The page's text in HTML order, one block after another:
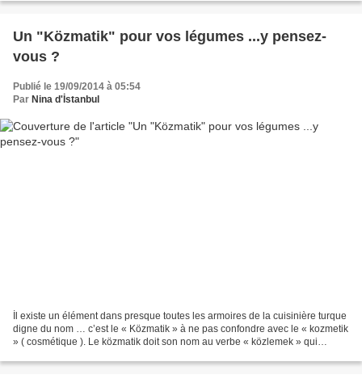
Un "Közmatik" pour vos légumes ...y pensez-
vous ?
Publié le 19/09/2014 à 05:54
Par Nina d'İstanbul
İl existe un élément dans presque toutes les armoires de la cuisinière turque
digne du nom … c’est le « Közmatik » à ne pas confondre avec le « kozmetik
» ( cosmétique ). Le közmatik doit son nom au verbe « közlemek » qui